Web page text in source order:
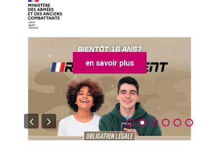
en savoir plus